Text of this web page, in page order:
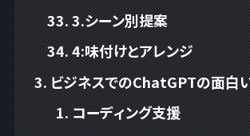
3.シーン別提案
4:味付けとアレンジ
ビジネスでのChatGPTの面白
コーディング支援